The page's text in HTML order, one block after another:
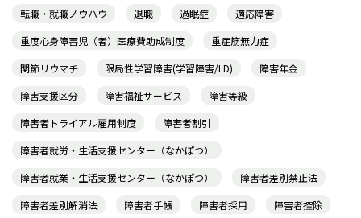
転職・就職ノウハウ
退職 過眠症
適応障害
重度心身障害児（者）医療費助成制度
重症筋無力症
関節リウマチ
限局性学習障害(学習障害/LD)
障害年金
障害支援区分
障害福祉サービス
障害等級
障害者トライアル雇用制度
障害者割引
障害者就労・生活支援センター（なかぽつ）
障害者就業・生活支援センター（なかぽつ）
障害者差別禁止法
障害者差別解消法
障害者手帳 障害者採用
障害者控除